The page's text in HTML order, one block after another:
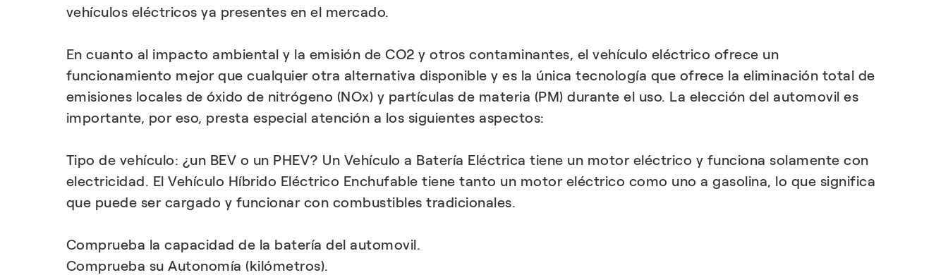
vehículos eléctricos ya presentes en el mercado.
En cuanto al impacto ambiental y la emisión de CO2 y otros contaminantes, el vehículo eléctrico ofrece un
funcionamiento mejor que cualquier otra alternativa disponible y es la única tecnología que ofrece la eliminación total de
emisiones locales de óxido de nitrógeno (NOx) y partículas de materia (PM) durante el uso. La elección del automovil es
importante, por eso, presta especial atención a los siguientes aspectos:
Tipo de vehículo: ¿un BEV o un PHEV? Un Vehículo a Batería Eléctrica tiene un motor eléctrico y funciona solamente con
electricidad. El Vehículo Híbrido Eléctrico Enchufable tiene tanto un motor eléctrico como uno a gasolina, lo que significa
que puede ser cargado y funcionar con combustibles tradicionales.
Comprueba la capacidad de la batería del automovil.
Comprueba su Autonomía (kilómetros).